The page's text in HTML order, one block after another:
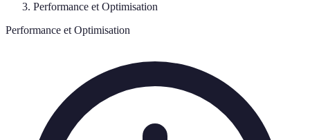
Performance et Optimisation
Performance et Optimisation